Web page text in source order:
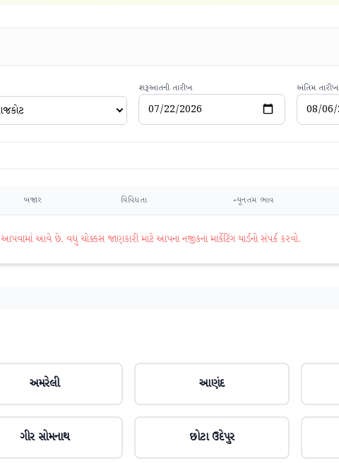
શરૂઆતની તારીખ અંતિમ તારીખ
બજાર વિવિધતા ન્યૂનતમ ભાવ
આવે છે. વધુ ચોક્કસ જાણકારી માટે આપના નજીકના માર્કેટિંગ યાર્ડનો સંપર્ક કરવો.
અમરેલી આણંદ
ગીર સોમનાથ છોટા ઉદેપુર